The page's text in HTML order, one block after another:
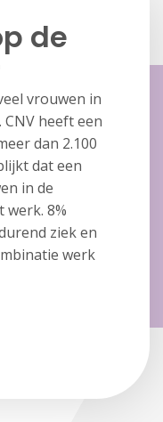
de
vrouwen in
heeft een
dan 2.100
dat een
in de
werk. 8%
ziek en
werk